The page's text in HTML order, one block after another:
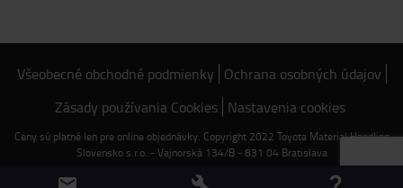
Všeobecné obchodné podmienky Ochrana osobných údajov
Zásady používania Cookies Nastavenia cookies
Ceny sú platné len pre online objednávky. Copyright 2022 Toyota Material Handling
Slovensko s.r.o. - Vajnorská 134/B - 831 04 Bratislava